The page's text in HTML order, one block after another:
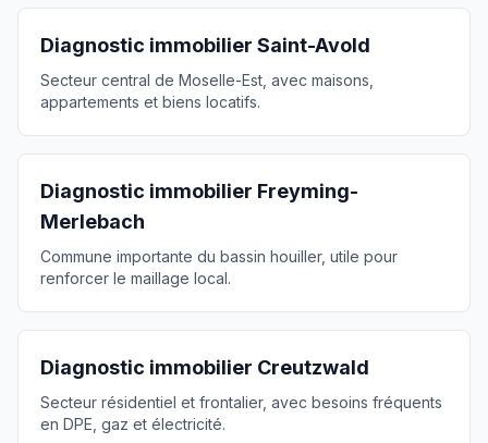
Diagnostic immobilier Saint-Avold
Secteur central de Moselle-Est, avec maisons,
appartements et biens locatifs.
Diagnostic immobilier Freyming-
Merlebach
Commune importante du bassin houiller, utile pour
renforcer le maillage local.
Diagnostic immobilier Creutzwald
Secteur résidentiel et frontalier, avec besoins fréquents
en DPE, gaz et électricité.